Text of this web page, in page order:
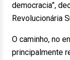
democracia”,
Revolucionária
O caminho, no
principalmente